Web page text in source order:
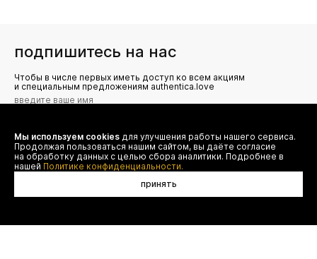
подпишитесь на нас
Чтобы в числе первых иметь доступ ко всем акциям
и специальным предложениям authentica.love
Я даю согласие на сбор, обработку и хранение моих
персональных данных (имя, email, телефон) для получения
рекламных и информационных рассылок от ООО 'БТ
Юнайтед', а также ознакомлен(а) с
Политикой конфиденциальности
Мы используем cookies для улучшения работы нашего сервиса.
Продолжая пользоваться нашим сайтом, вы даёте согласие
на обработку данных с целью сбора аналитики. Подробнее в
нашей Политике конфиденциальности.
принять